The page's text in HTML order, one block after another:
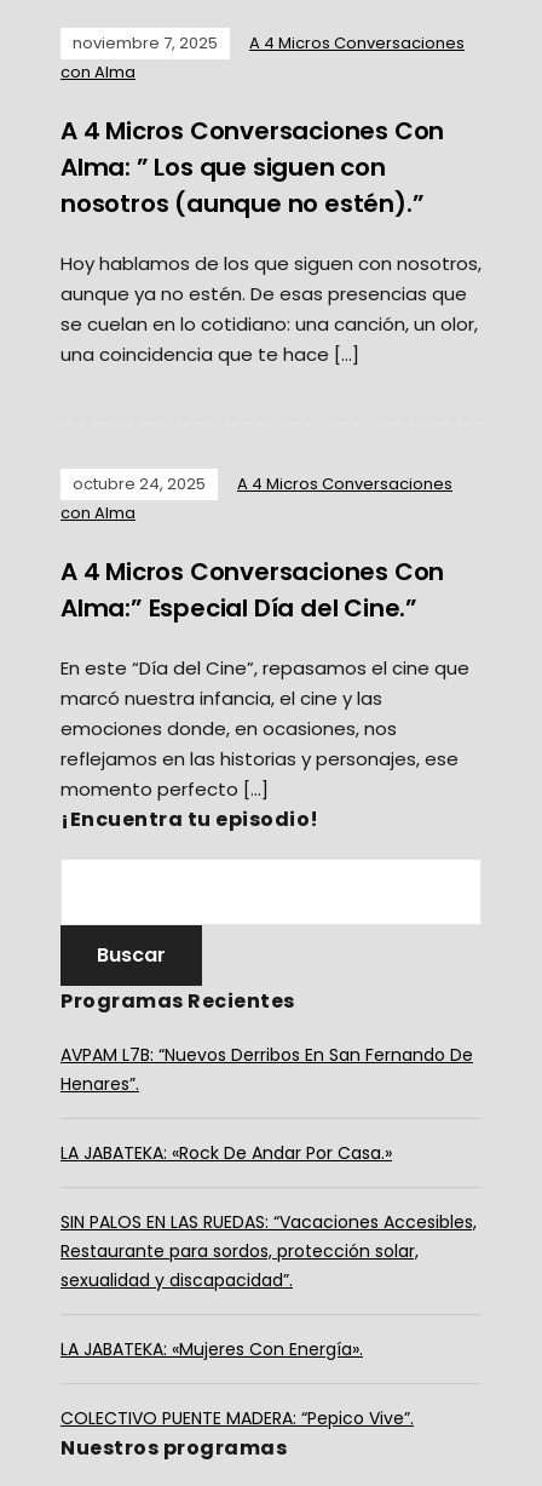
noviembre 7, 2025
A 4 Micros Conversaciones
con Alma
A 4 Micros Conversaciones Con
Alma: ” Los que siguen con
nosotros (aunque no estén).”
Hoy hablamos de los que siguen con nosotros,
aunque ya no estén. De esas presencias que
se cuelan en lo cotidiano: una canción, un olor,
una coincidencia que te hace […]
octubre 24, 2025
A 4 Micros Conversaciones
con Alma
A 4 Micros Conversaciones Con
Alma:” Especial Día del Cine.”
En este “Día del Cine”, repasamos el cine que
marcó nuestra infancia, el cine y las
emociones donde, en ocasiones, nos
reflejamos en las historias y personajes, ese
momento perfecto […]
¡Encuentra tu episodio!
Programas Recientes
AVPAM L7B: “Nuevos Derribos En San Fernando De
Henares”.
LA JABATEKA: «Rock De Andar Por Casa.»
SIN PALOS EN LAS RUEDAS: “Vacaciones Accesibles,
Restaurante para sordos, protección solar,
sexualidad y discapacidad”.
LA JABATEKA: «Mujeres Con Energía».
COLECTIVO PUENTE MADERA: “Pepico Vive”.
Nuestros programas